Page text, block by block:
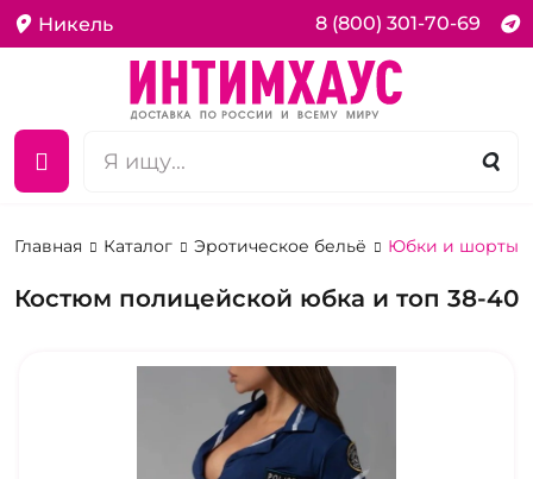
Никель 8 (800) 301-70-69
Главная Каталог Эротическое бельё Юбки и шорты
Костюм полицейской юбка и топ 38-40